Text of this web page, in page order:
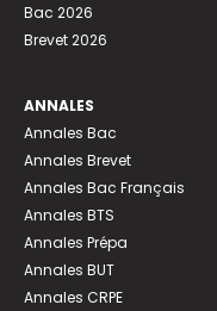
Bac 2026
Brevet 2026
ANNALES
Annales Bac
Annales Brevet
Annales Bac Français
Annales BTS
Annales Prépa
Annales BUT
Annales CRPE